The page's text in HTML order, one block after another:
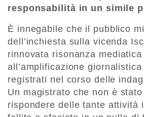
responsabilità in un simile
È innegabile che il pubblico
dell’inchiesta sulla vicenda
rinnovata risonanza mediatica
all’amplificazione
registrati nel corso delle
Un magistrato che non è
rispondere delle tante attività